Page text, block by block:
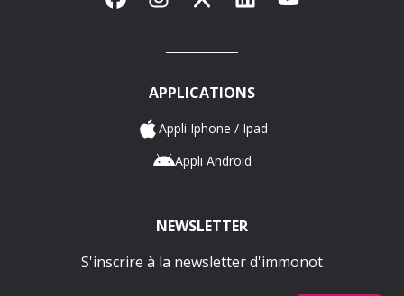
APPLICATIONS
Appli Iphone / Ipad
Appli Android
NEWSLETTER
S'inscrire à la newsletter d'immonot